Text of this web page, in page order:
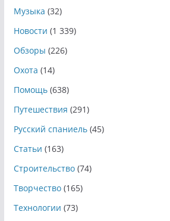
Музыка (32)
Новости (1 339)
Обзоры (226)
Охота (14)
Помощь(638)
Путешествия (291)
Русский спаниель(45)
Статьи (163)
Строительство(74)
Творчество(165)
Технологии (73)